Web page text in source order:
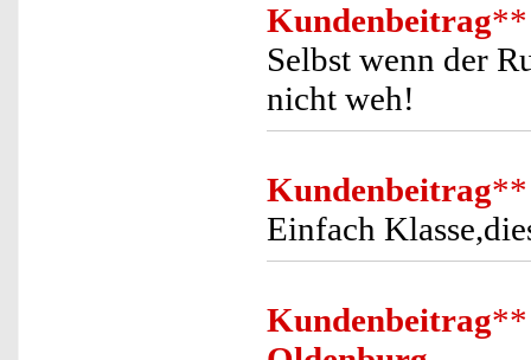
Kundenbeitrag**
Selbst wenn der
nicht weh!
Kundenbeitrag**
Einfach
Kundenbeitrag**